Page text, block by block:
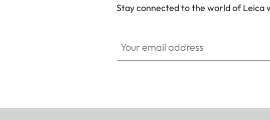
Stay connected to the world of Leica